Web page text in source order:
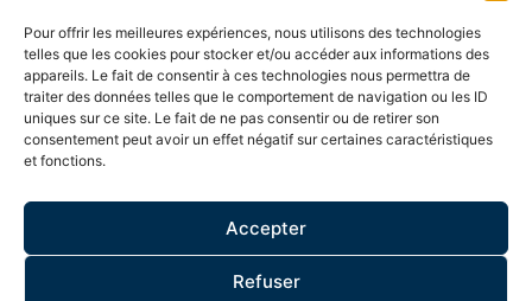
Pour offrir les meilleures expériences, nous utilisons des technologies
telles que les cookies pour stocker et/ou accéder aux informations des
appareils. Le fait de consentir à ces technologies nous permettra de
traiter des données telles que le comportement de navigation ou les ID
uniques sur ce site. Le fait de ne pas consentir ou de retirer son
consentement peut avoir un effet négatif sur certaines caractéristiques
et fonctions.
Accepter
Refuser
ESPACE MEMBRE